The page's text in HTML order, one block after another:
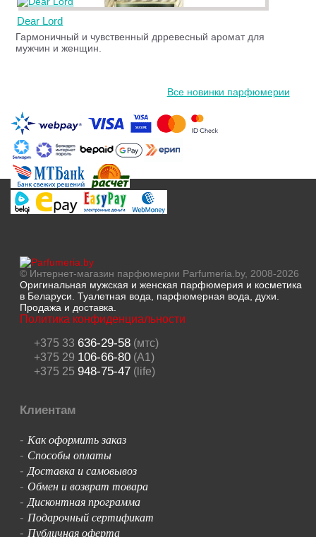
Dear Lord
Гармоничный и чувственный дрревесный аромат для
мужчин и женщин.
Все новинки парфюмерии
© Интернет-магазин парфюмерии Parfumeria.by, 2008-2026
Оригинальная мужская и женская парфюмерия и косметика
в Беларуси. Туалетная вода, парфюмерная вода, духи.
Продажа и доставка.
Политика конфиденциальности
+375 33 636-29-58(мтс)
+375 29 106-66-80(A1)
+375 25 948-75-47(life)
Клиентам
- Как оформить заказ
- Способы оплаты
-Доставка и самовывоз
- Обмен и возврат товара
-Дисконтная программа
- Подарочный сертификат
- Публичная оферта